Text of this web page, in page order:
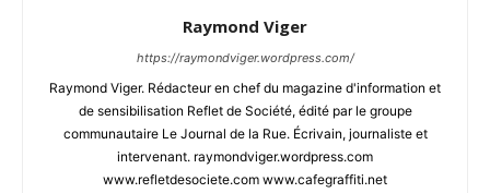
Raymond Viger
https://raymondviger.wordpress.com/
Raymond Viger. Rédacteur en chef du magazine d'information et
de sensibilisation Reflet de Société, édité par le groupe
communautaire Le Journal de la Rue. Écrivain, journaliste et
intervenant. raymondviger.wordpress.com
www.refletdesociete.com www.cafegraffiti.net